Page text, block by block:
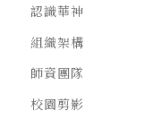
認識華神
組織架構
師資團隊
校園剪影